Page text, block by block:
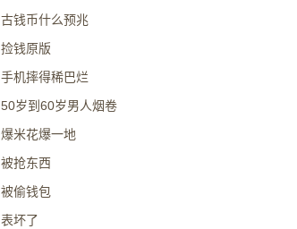
古钱币什么预兆
捡钱原版
手机摔得稀巴烂
50岁到60岁男人烟卷
爆米花爆一地
被抢东西
被偷钱包
表坏了